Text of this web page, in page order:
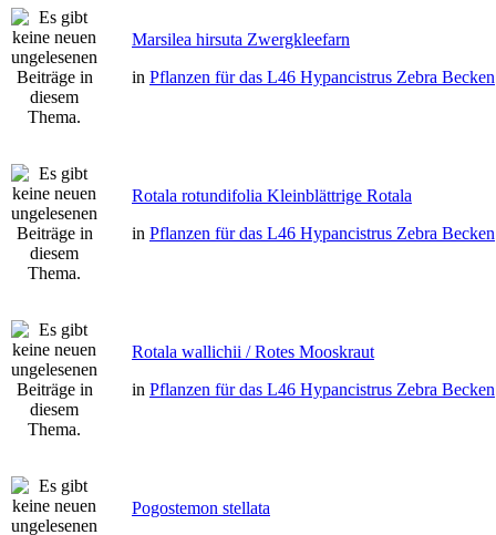
Marsilea hirsuta Zwergkleefarn
in Pflanzen für das L46 Hypancistrus Zebra Becken
Rotala rotundifolia Kleinblättrige Rotala
in Pflanzen für das L46 Hypancistrus Zebra Becken
Rotala wallichii / Rotes Mooskraut
in Pflanzen für das L46 Hypancistrus Zebra Becken
Pogostemon stellata